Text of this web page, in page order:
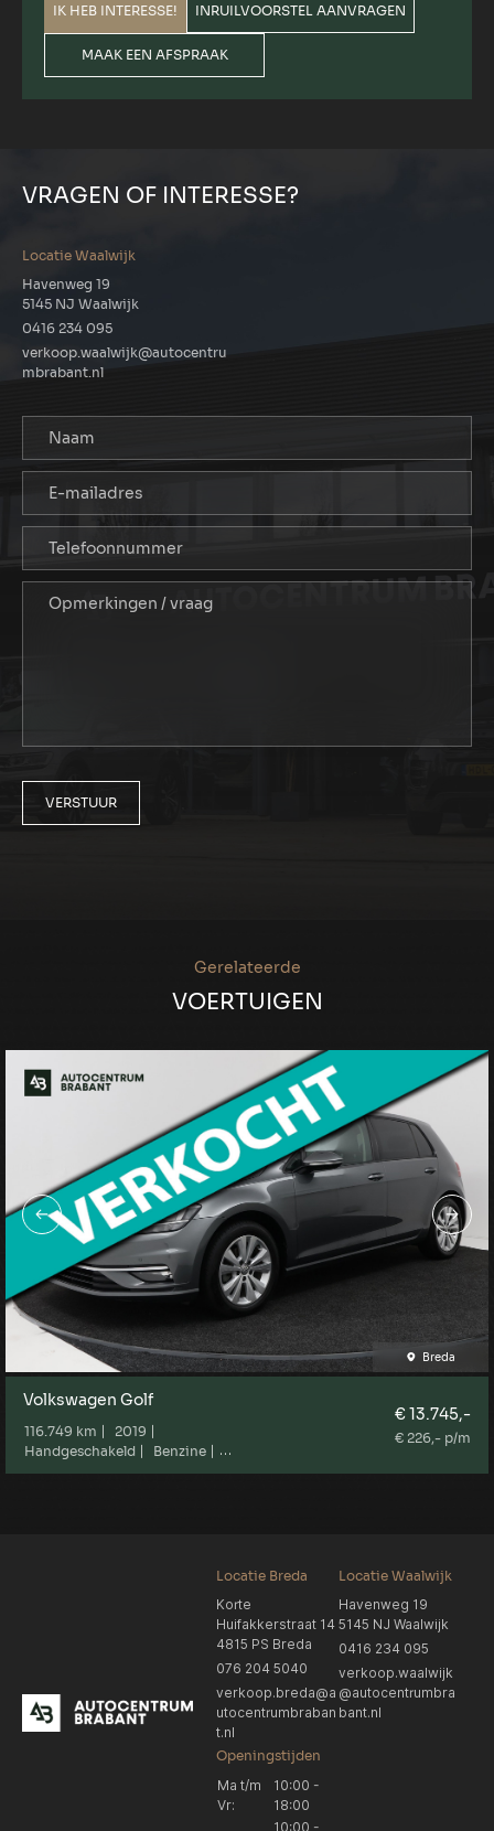
IK HEB INTERESSE! INRUILVOORSTEL AANVRAGEN
MAAK EEN AFSPRAAK
VRAGEN OF INTERESSE?
Locatie Waalwijk
Havenweg 19
5145 NJ Waalwijk
0416 234 095
verkoop.waalwijk@autocentru
mbrabant.nl
VERSTUUR
Gerelateerde
VOERTUIGEN
Breda
Volkswagen Golf
116.749 km
2019
Handgeschakeld
Benzine
Marge
€ 13.745,-
€ 226,- p/m
Locatie Breda
Korte
Huifakkerstraat 14
4815 PS Breda
076 204 5040
verkoop.breda@a
utocentrumbraban
t.nl
Locatie Waalwijk
Havenweg 19
5145 NJ Waalwijk
0416 234 095
verkoop.waalwijk
@autocentrumbra
bant.nl
Openingstijden
Ma t/m
Vr:
10:00 -
18:00
10:00 -